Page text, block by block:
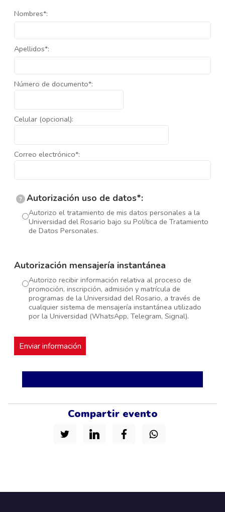
Nombres*:
Apellidos*:
Número de documento*:
Celular (opcional):
Correo electrónico*:
? Autorización uso de datos*:
Autorizo el tratamiento de mis datos personales a la
Universidad del Rosario bajo su Política de Tratamiento
de Datos Personales.
Autorización mensajería instantánea
Autorizo recibir información relativa al proceso de
promoción, inscripción, admisión y matrícula de
programas de la Universidad del Rosario, a través de
cualquier sistema de mensajería instantánea utilizado
por la Universidad (WhatsApp, Telegram, Signal).
Compartir evento